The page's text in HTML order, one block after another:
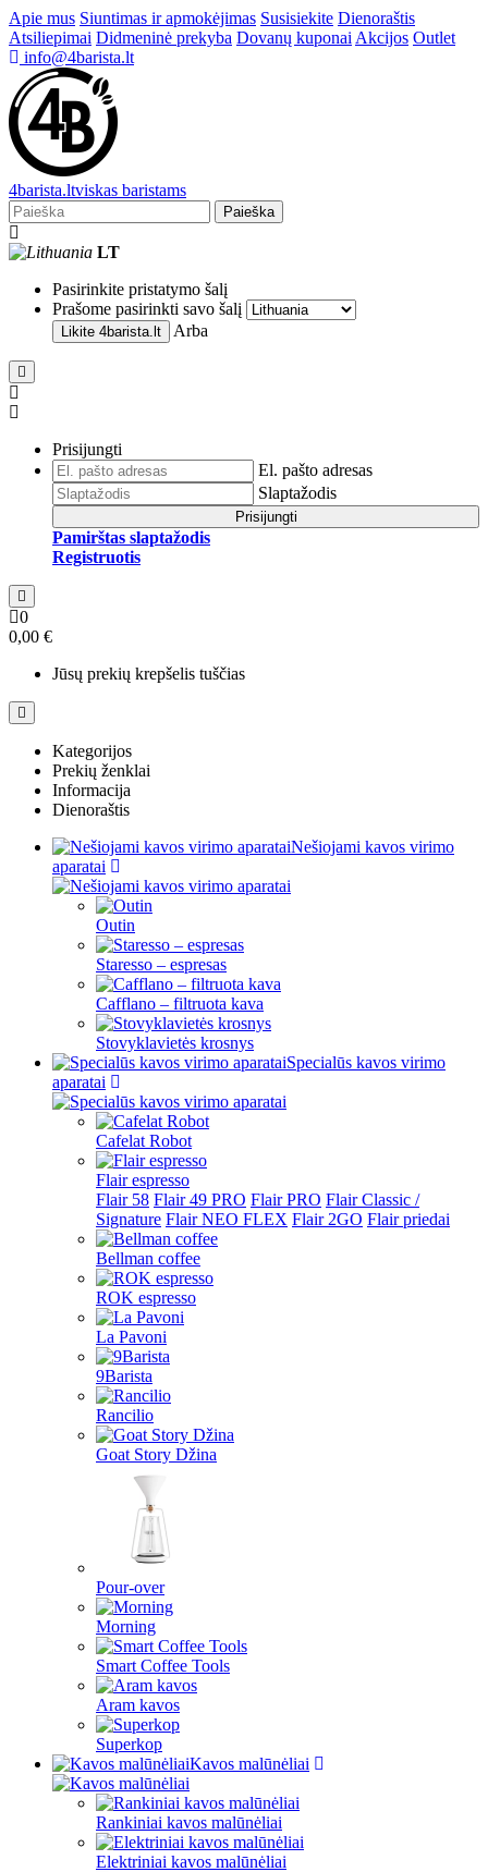
Apie mus Siuntimas ir apmokėjimas Susisiekite Dienoraštis
Atsiliepimai Didmeninė prekyba Dovanų kuponai Akcijos Outlet
info@4barista.lt
4barista.ltviskas baristams
Paieška
LT
Pasirinkite pristatymo šalį
Prašome pasirinkti savo šalį
Likite 4barista.lt Arba
Prisijungti
El. pašto adresas
Slaptažodis
Prisijungti
Pamirštas slaptažodis
Registruotis
0
0,00 €
Jūsų prekių krepšelis tuščias
Kategorijos
Prekių ženklai
Informacija
Dienoraštis
Nešiojami kavos virimo
aparatai
Outin
Staresso – espresas
Cafflano – filtruota kava
Stovyklavietės krosnys
Specialūs kavos virimo
aparatai
Cafelat Robot
Flair espresso
Flair 58 Flair 49 PRO Flair PRO Flair Classic /
Signature Flair NEO FLEX Flair 2GO Flair priedai
Bellman coffee
ROK espresso
La Pavoni
9Barista
Rancilio
Goat Story Džina
Pour-over
Morning
Smart Coffee Tools
Aram kavos
Superkop
Kavos malūnėliai
Rankiniai kavos malūnėliai
Elektriniai kavos malūnėliai